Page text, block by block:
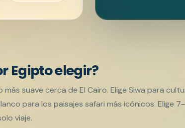
Egipto elegir?
suave cerca de El Cairo. Elige Siwa para
para los paisajes safari más icónicos. Elige
viaje.